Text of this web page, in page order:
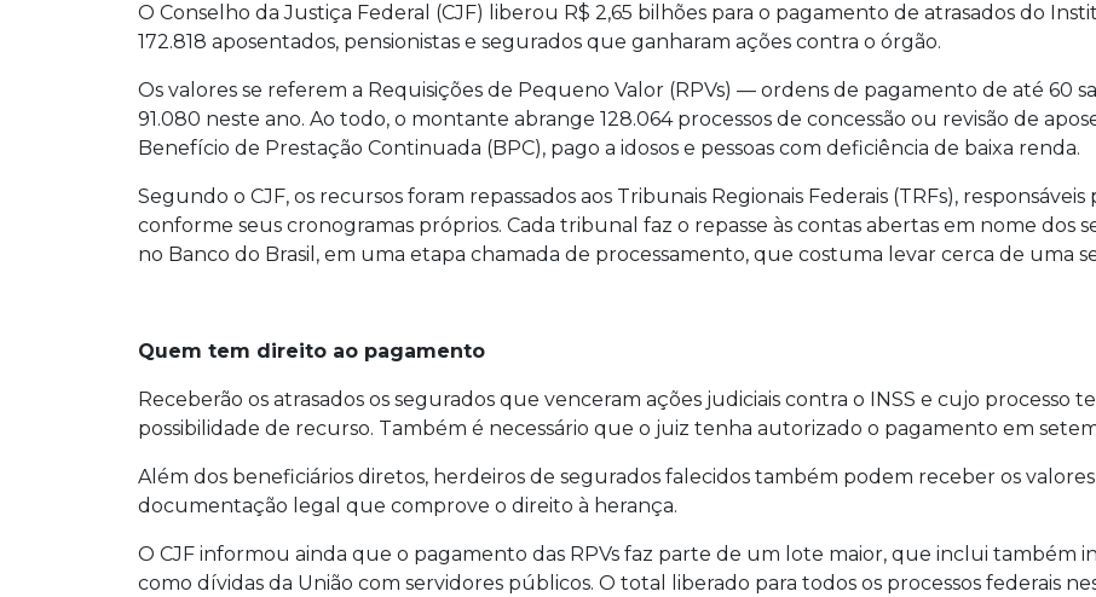
O Conselho da Justiça Federal (CJF) liberou R$ 2,65 bilhões para o pagamento de atrasados do
172.818 aposentados, pensionistas e segurados que ganharam ações contra o órgão.
Os valores se referem a Requisições de Pequeno Valor (RPVs) — ordens de pagamento de até 60
91.080 neste ano. Ao todo, o montante abrange 128.064 processos de concessão ou revisão de
Benefício de Prestação Continuada (BPC), pago a idosos e pessoas com deficiência de baixa renda.
Segundo o CJF, os recursos foram repassados aos Tribunais Regionais Federais (TRFs),
conforme seus cronogramas próprios. Cada tribunal faz o repasse às contas abertas em nome dos
no Banco do Brasil, em uma etapa chamada de processamento, que costuma levar cerca de uma
Quem tem direito ao pagamento
Receberão os atrasados os segurados que venceram ações judiciais contra o INSS e cujo processo
possibilidade de recurso. Também é necessário que o juiz tenha autorizado o pagamento em
Além dos beneficiários diretos, herdeiros de segurados falecidos também podem receber os
documentação legal que comprove o direito à herança.
O CJF informou ainda que o pagamento das RPVs faz parte de um lote maior, que inclui também
como dívidas da União com servidores públicos. O total liberado para todos os processos federais